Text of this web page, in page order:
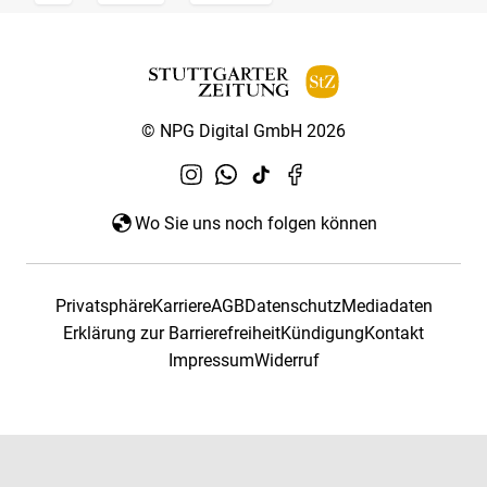
© NPG Digital GmbH 2026
Wo Sie uns noch folgen können
PrivatsphäreKarriereAGBDatenschutzMediadaten
Erklärung zur BarrierefreiheitKündigungKontakt
ImpressumWiderruf